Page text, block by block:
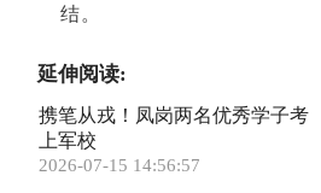
结。
延伸阅读:
携笔从戎！凤岗两名优秀学子考
上军校
2026-07-15 14:56:57